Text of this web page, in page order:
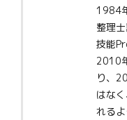
1984
整理
技能
2010
り、
はな
れる